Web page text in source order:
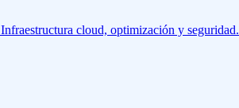
Infraestructura cloud, optimización y seguridad.